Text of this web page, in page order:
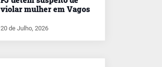
violar mulher em Vagos
20 de Julho, 2026